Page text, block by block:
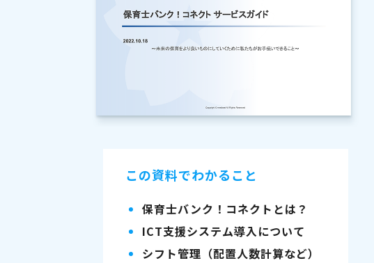
この資料でわかること
保育士バンク！コネクトとは？
ICT支援システム導入について
シフト管理（配置人数計算など）